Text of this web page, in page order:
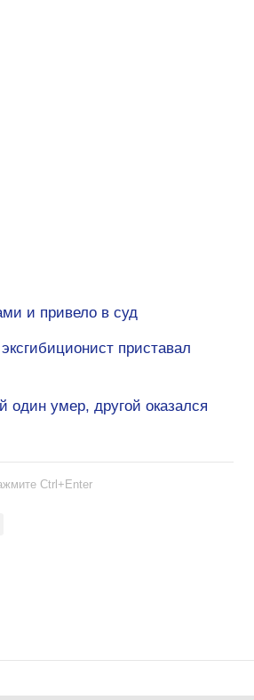
и привело в суд
приставал
один умер, другой оказался
Ctrl+Enter